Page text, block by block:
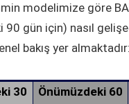
modelimize göre
90 gün için) nasıl
bakış yer almaktadır:
30
Önümüzdeki 60